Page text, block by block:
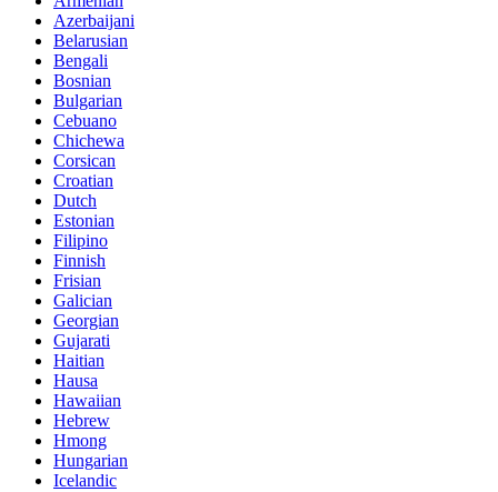
Azerbaijani
Belarusian
Bengali
Bosnian
Bulgarian
Cebuano
Chichewa
Corsican
Croatian
Dutch
Estonian
Filipino
Finnish
Frisian
Galician
Georgian
Gujarati
Haitian
Hausa
Hawaiian
Hebrew
Hmong
Hungarian
Icelandic